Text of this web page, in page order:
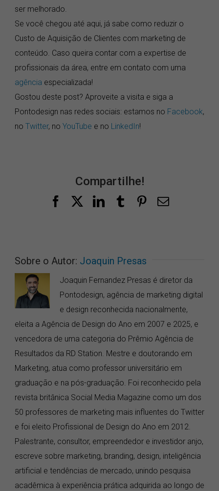
ser melhorado.
Se você chegou até aqui, já sabe como reduzir o
Custo de Aquisição de Clientes com marketing de
conteúdo. Caso queira contar com a expertise de
profissionais da área, entre em contato com uma
agência especializada!
Gostou deste post? Aproveite a visita e siga a
Pontodesign nas redes sociais: estamos no Facebook,
no Twitter, no YouTube e no LinkedIn!
Compartilhe!
FacebookLinkedInTumblrPinterest
E-
Sobre o Autor: Joaquin Presas
Joaquin Fernandez Presas é diretor da
Pontodesign, agência de marketing digital
e design reconhecida nacionalmente,
eleita a Agência de Design do Ano em 2007 e 2025, e
vencedora de uma categoria do Prêmio Agência de
Resultados da RD Station. Mestre e doutorando em
Marketing, atua como professor universitário em
graduação e na pós-graduação. Foi reconhecido pela
revista britânica Social Media Magazine como um dos
50 professores de marketing mais influentes do Twitter
e foi eleito Profissional de Design do Ano em 2012.
Palestrante, consultor, empreendedor e investidor anjo,
escreve sobre marketing, branding, design, inteligência
artificial e tendências de mercado, unindo pesquisa
acadêmica à experiência prática adquirida ao longo de